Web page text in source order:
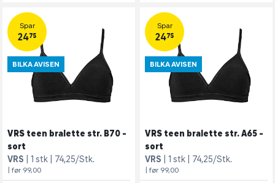
Spar
24,75
BILKA AVISEN
VRS teen bralette str. B70 -
sort
VRS
1 stk 74,25/Stk.
| før 99,00
Spar
24,75
BILKA AVISEN
VRS teen bralette str. A65 -
sort
VRS
1 stk 74,25/Stk.
| før 99,00